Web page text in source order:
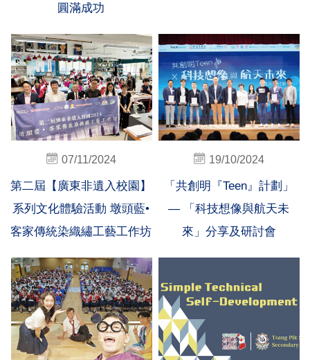
圓滿成功
07/11/2024
第二屆【廣東非遺入校園】
系列文化體驗活動 墩頭藍•
客家傳統染織繡工藝工作坊
19/10/2024
「共創明『Teen』計劃」
— 「科技想像與航天未
來」分享及研討會